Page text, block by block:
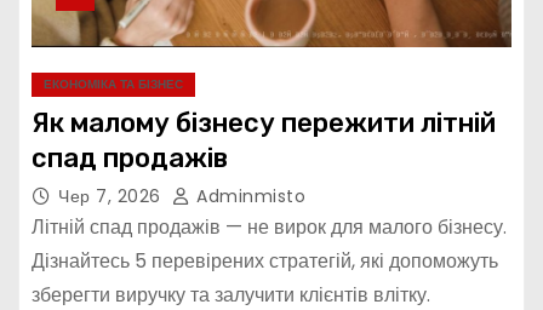
ЕКОНОМІКА ТА БІЗНЕС
Як малому бізнесу пережити літній
спад продажів
Чер 7, 2026 Adminmisto
Літній спад продажів — не вирок для малого бізнесу.
Дізнайтесь 5 перевірених стратегій, які допоможуть
зберегти виручку та залучити клієнтів влітку.